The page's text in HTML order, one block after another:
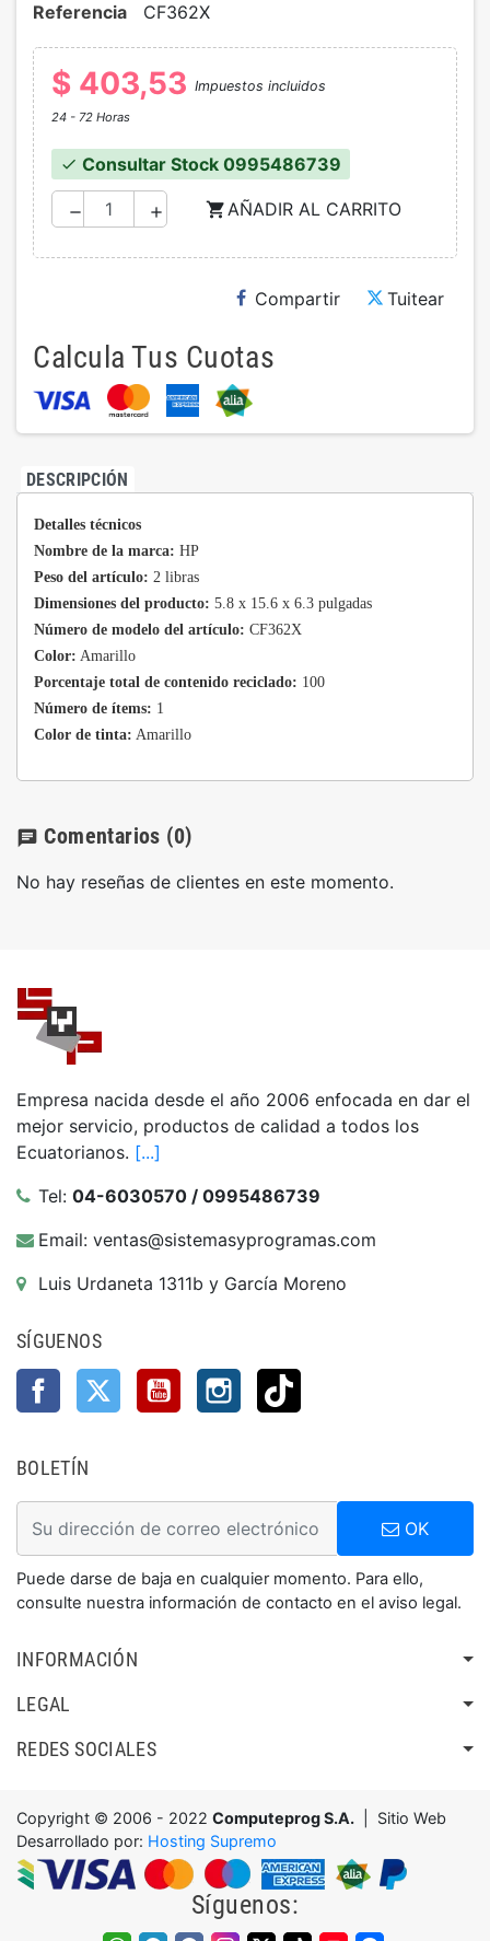
Referencia
CF362X
$ 403,53 Impuestos incluidos
24 - 72 Horas
check Consultar Stock 0995486739
remove add shopping_cart AÑADIR AL CARRITO
Compartir Tuitear
Calcula Tus Cuotas
DESCRIPCIÓN
Detalles técnicos
Nombre de la marca: HP
Peso del artículo: 2 libras
Dimensiones del producto: 5.8 x 15.6 x 6.3 pulgadas
Número de modelo del artículo: CF362X
Color: Amarillo
Porcentaje total de contenido reciclado: 100
Número de ítems: 1
Color de tinta: Amarillo
chat Comentarios (0)
No hay reseñas de clientes en este momento.
Empresa nacida desde el año 2006 enfocada en dar el
mejor servicio, productos de calidad a todos los
Ecuatorianos. [...]
Tel: 04-6030570 / 0995486739
Email: ventas@sistemasyprogramas.com
Luis Urdaneta 1311b y García Moreno
SÍGUENOS
FacebookTwitter YouTube Instagram
BOLETÍN
OK
Puede darse de baja en cualquier momento. Para ello,
consulte nuestra información de contacto en el aviso legal.
INFORMACIÓN
LEGAL
REDES SOCIALES
Copyright © 2006 - 2022 Computeprog S.A. | Sitio Web
Desarrollado por: Hosting Supremo
Síguenos: